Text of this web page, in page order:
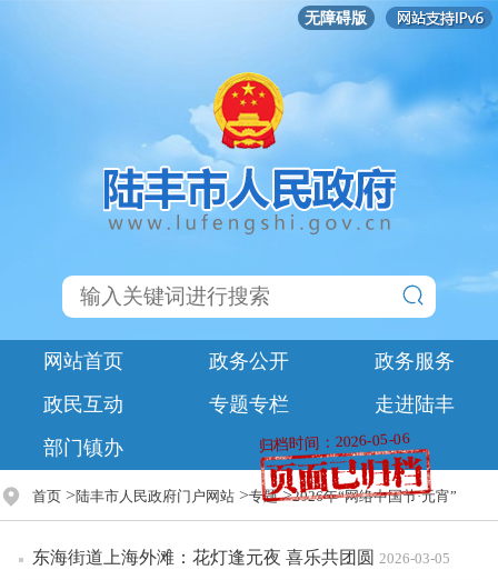
归档时间：2026-05-06
无障碍版
网站首页 政务公开
政务服务
政民互动
专题专栏
走进陆丰
部门镇办
首页>陆丰市人民政府门户网站>专题>2026年“网络中国节·元宵”
东海街道上海外滩：花灯逢元夜 喜乐共团圆 2026-03-05